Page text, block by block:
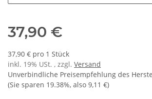
37,90 €
37,90 € pro 1 Stück
inkl. 19% USt. , zzgl. Versand
Unverbindliche Preisempfehlung des
(Sie sparen 19.38%, also 9,11 €)